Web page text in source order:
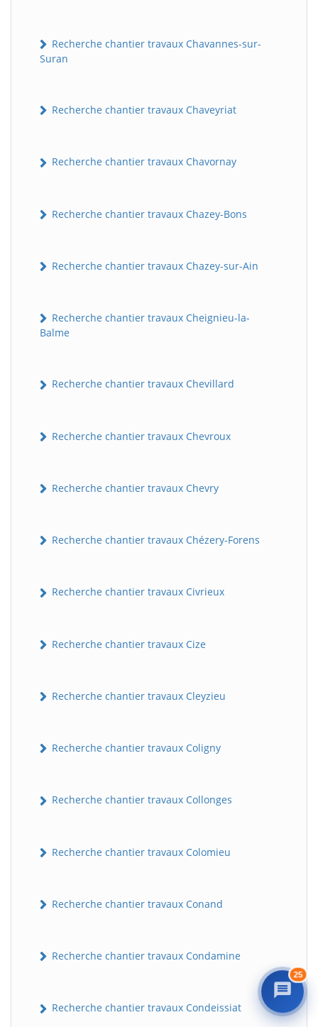
Recherche chantier travaux Chavannes-sur-
Suran
Recherche chantier travaux Chaveyriat
Recherche chantier travaux Chavornay
Recherche chantier travaux Chazey-Bons
Recherche chantier travaux Chazey-sur-Ain
Recherche chantier travaux Cheignieu-la-
Balme
Recherche chantier travaux Chevillard
Recherche chantier travaux Chevroux
Recherche chantier travaux Chevry
Recherche chantier travaux Chézery-Forens
Recherche chantier travaux Civrieux
Recherche chantier travaux Cize
Recherche chantier travaux Cleyzieu
Recherche chantier travaux Coligny
Recherche chantier travaux Collonges
Recherche chantier travaux Colomieu
Recherche chantier travaux Conand
Recherche chantier travaux Condamine
Recherche chantier travaux Condeissiat
25
Assistant en ligne